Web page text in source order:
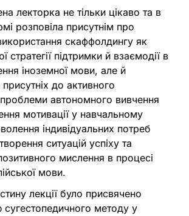
лекторка не тільки цікаво та в
розповіла присутнім про
скаффолдингу як
стратегії підтримки й взаємодії в
іноземної мови, але й
до активного
автономного вивчення
мотивації у навчальному
індивідуальних потреб
ситуацій успіху та
мислення в процесі
мови.
лекції було присвячено
сугестопедичного методу у